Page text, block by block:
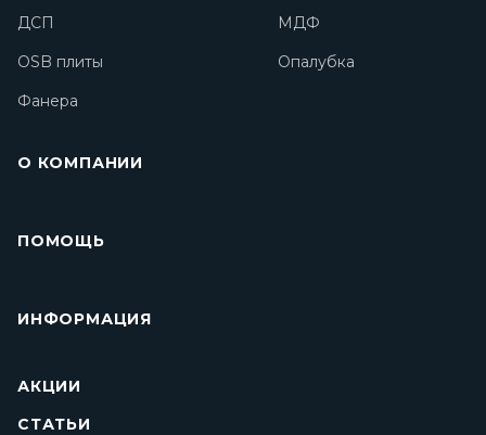
ДСП
МДФ
OSB плиты
Опалубка
Фанера
О КОМПАНИИ
ПОМОЩЬ
ИНФОРМАЦИЯ
АКЦИИ
СТАТЬИ